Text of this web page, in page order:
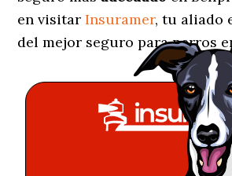
en visitarInsuramer, tu aliado
del mejor seguro para perros